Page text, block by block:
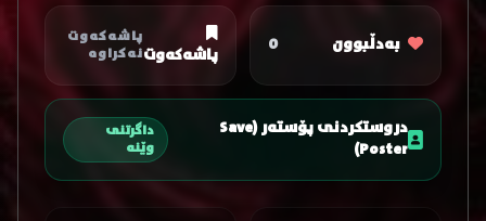
بەدڵبوون 0 پاشەکەوت
پاشەکەوت
نەکراوە
دروستکردنی پۆستەر (Save
Poster)
داگرتنی
وێنە